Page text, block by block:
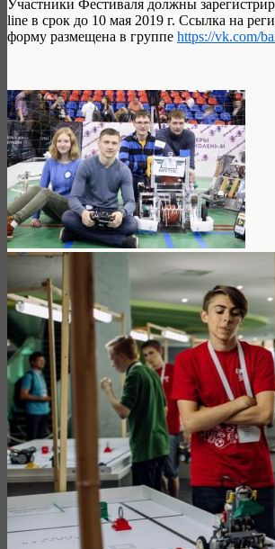
Участники Фестиваля должны
line в срок до 10 мая 2019 г. Ссылка на
форму размещена в группе https://vk.com/